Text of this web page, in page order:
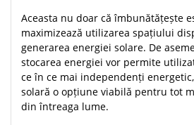
Aceasta nu doar că îmbunătățește
maximizează utilizarea spațiului
generarea energiei solare. De
stocarea energiei vor permite
ce în ce mai independenți
solară o opțiune viabilă pentru tot
din întreaga lume.